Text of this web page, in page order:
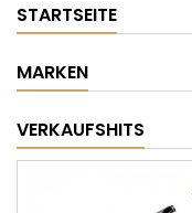
STARTSEITE
MARKEN
VERKAUFSHITS